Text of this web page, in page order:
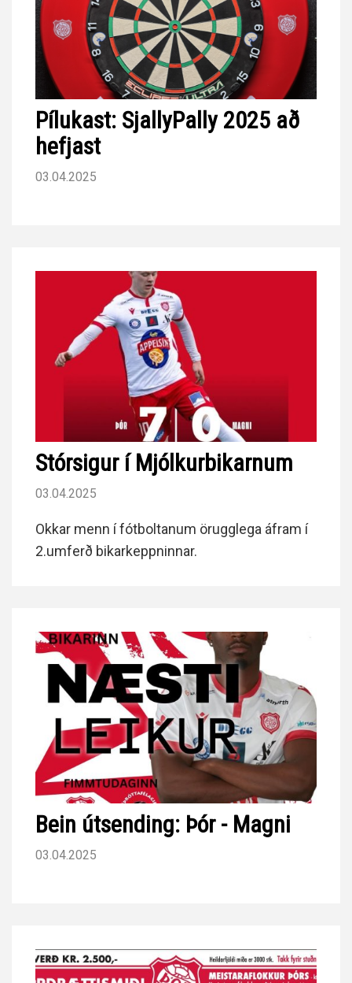
Pílukast: SjallyPally 2025 að
hefjast
03.04.2025
Stórsigur í Mjólkurbikarnum
03.04.2025
Okkar menn í fótboltanum örugglega áfram í
2.umferð bikarkeppninnar.
Bein útsending: Þór - Magni
03.04.2025